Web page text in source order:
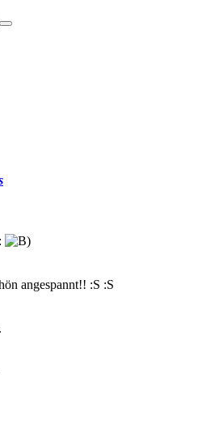
angespannt!! :S :S